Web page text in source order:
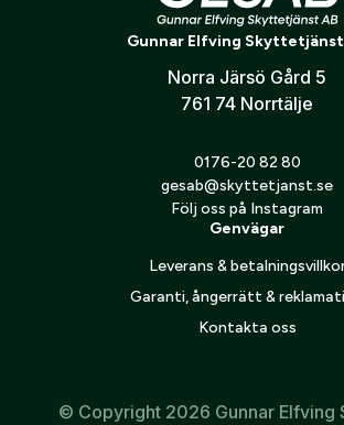
Jag godkänner att mina personuppgifter
Gunnar Elfving Skyttetjänst
Norra Järsö Gård 5
761 74 Norrtälje
0176-20 82 80
gesab@skyttetjanst.se
Följ oss på Instagram
Genvägar
Leverans &
Garanti, ångerrätt &
Kontakta oss
© Copyright 2026 Gunnar Elfving